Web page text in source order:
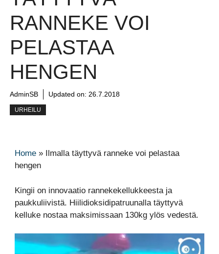
RANNEKE VOI
PELASTAA
HENGEN
AdminSB Updated on: 26.7.2018
URHEILU
Home » Ilmalla täyttyvä ranneke voi pelastaa
hengen
Kingii on innovaatio rannekekellukkeesta ja
paukkuliivistä. Hiilidioksidipatruunalla täyttyvä
kelluke nostaa maksimissaan 130kg ylös vedestä.